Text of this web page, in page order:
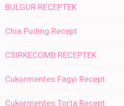
BULGUR RECEPTEK
Chia Puding Recept
CSIRKECOMB RECEPTEK
Cukormentes Fagyi Recept
Cukormentes Torta Recept